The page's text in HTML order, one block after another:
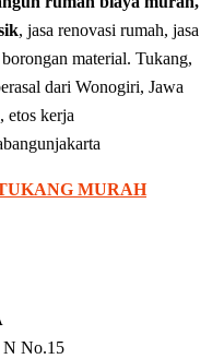
, jasa renovasi rumah, jasa
material. Tukang,
dari Wonogiri, Jawa
etos kerja
MURAH
N No.15